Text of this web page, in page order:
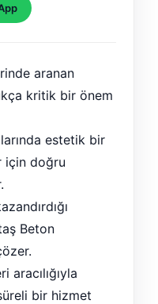
aranan
kritik bir önem
estetik bir
için doğru
Beton
aracılığıyla
bir hizmet